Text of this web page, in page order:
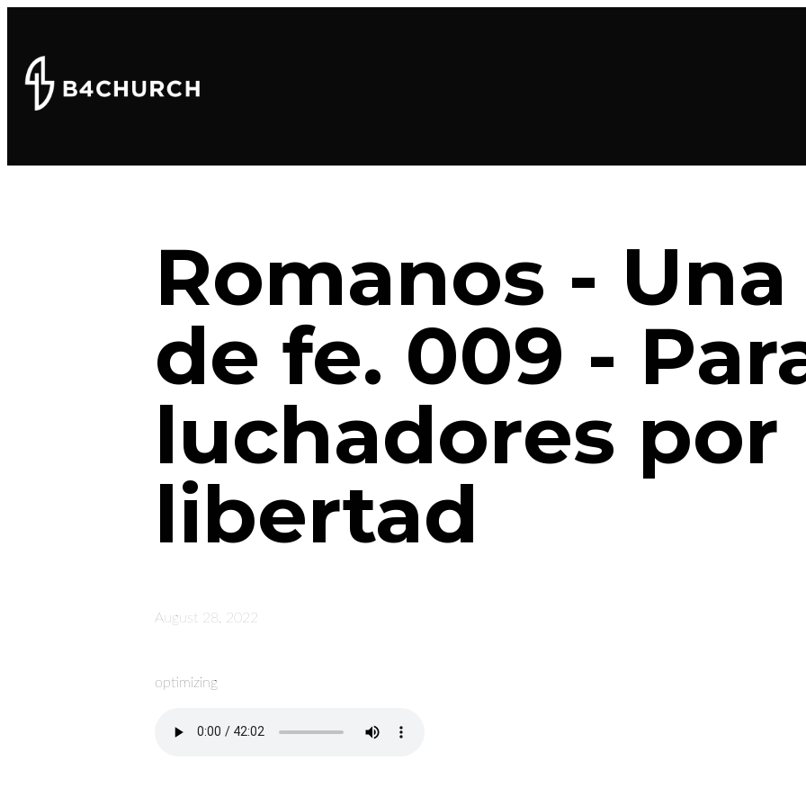
Romanos -
de fe. 009 -
luchadores por
libertad
August 28, 2022
optimizing